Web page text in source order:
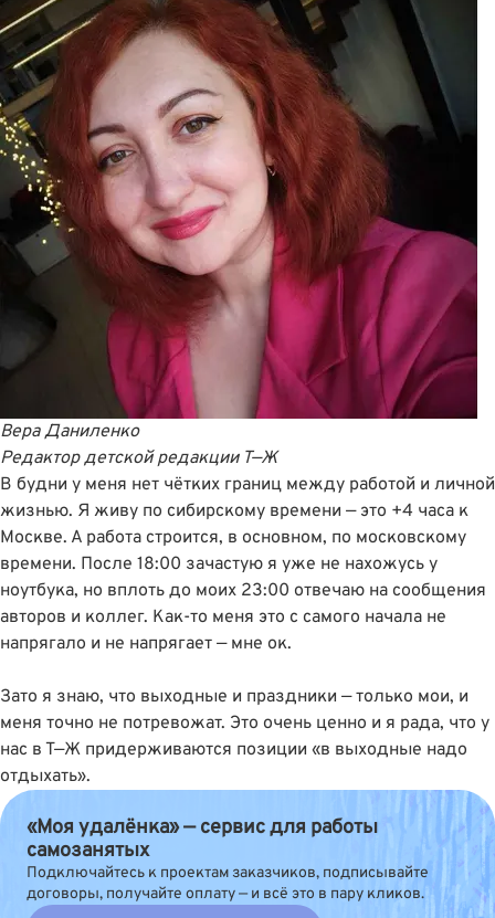
Вера Даниленко
Редактор детской редакции Т—Ж
В будни у меня нет чётких границ между работой и личной
жизнью. Я живу по сибирскому времени — это +4 часа к
Москве. А работа строится, в основном, по московскому
времени. После 18:00 зачастую я уже не нахожусь у
ноутбука, но вплоть до моих 23:00 отвечаю на сообщения
авторов и коллег. Как-то меня это с самого начала не
напрягало и не напрягает — мне ок.
Зато я знаю, что выходные и праздники — только мои, и
меня точно не потревожат. Это очень ценно и я рада, что у
нас в Т—Ж придерживаются позиции «в выходные надо
отдыхать».
«Моя удалёнка» — сервис для работы
самозанятых
Подключайтесь к проектам заказчиков, подписывайте
договоры, получайте оплату — и всё это в пару кликов.